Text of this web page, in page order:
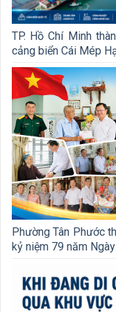
TP. Hồ Chí Minh
cảng biển Cái Mép
Phường Tân Phước
kỷ niệm 79 năm